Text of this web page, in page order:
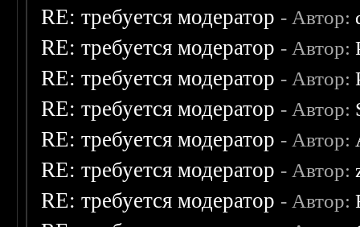
RE: требуется модератор - Автор:
RE: требуется модератор - Автор:
RE: требуется модератор - Автор:
RE: требуется модератор - Автор:
RE: требуется модератор - Автор:
RE: требуется модератор - Автор:
RE: требуется модератор - Автор: